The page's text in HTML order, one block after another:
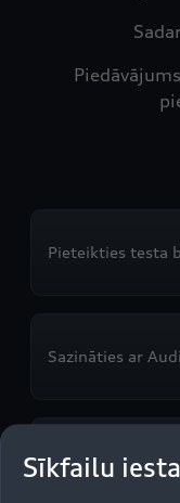
Pieteikties testa
Sazināties ar
Cenas un
Sīkfailu